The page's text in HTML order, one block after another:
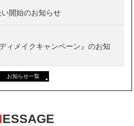
い開始のお知らせ
ィメイクキャンペーン』のお知
お知らせ一覧
ESSAGE